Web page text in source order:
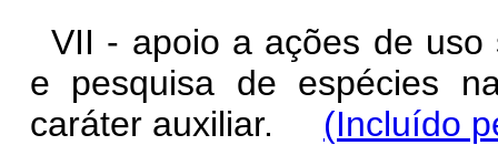
VII - apoio a ações de uso
e pesquisa de espécies
caráter auxiliar. (Incluído